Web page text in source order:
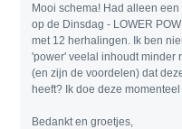
Mooi schema! Had alleen
op de Dinsdag - LOWER
met 12 herhalingen. Ik ben
'power' veelal inhoudt minder
(en zijn de voordelen) dat
heeft? Ik doe deze
Bedankt en groetjes,